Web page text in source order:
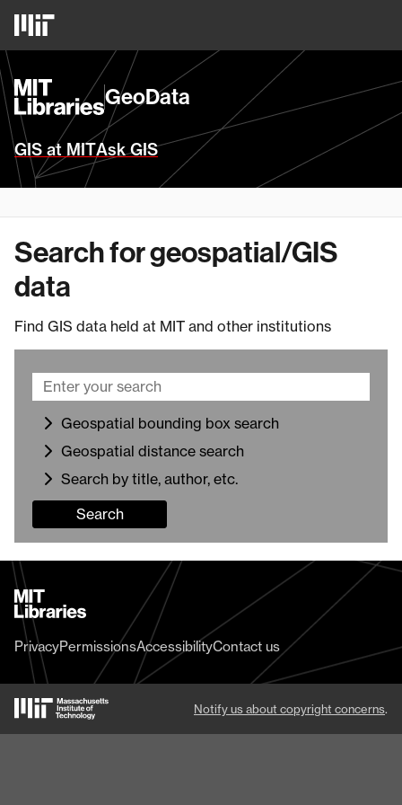
main
content
MIT
Logo
MIT
Libraries
Homepage
GeoData
GIS at MITAsk GIS
Search for geospatial/GIS
data
Find GIS data held at MIT and other institutions
Geospatial bounding box search
Geospatial distance search
Search by title, author, etc.
Search
MIT
Libraries
home
PrivacyPermissionsAccessibilityContact us
Notify us about copyright concerns.